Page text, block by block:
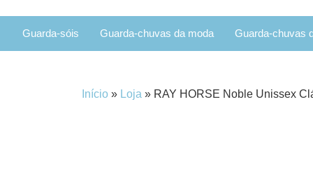
Guarda-sóis Guarda-chuvas da moda Guarda-chuvas
Início » Loja » RAY HORSE Noble Unissex